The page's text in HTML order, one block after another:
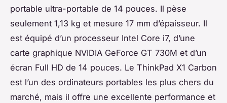
portable ultra-portable de 14 pouces. Il pèse
seulement 1,13 kg et mesure 17 mm d’épaisseur. Il
est équipé d’un processeur Intel Core i7, d’une
carte graphique NVIDIA GeForce GT 730M et d’un
écran Full HD de 14 pouces. Le ThinkPad X1 Carbon
est l’un des ordinateurs portables les plus chers du
marché, mais il offre une excellente performance et